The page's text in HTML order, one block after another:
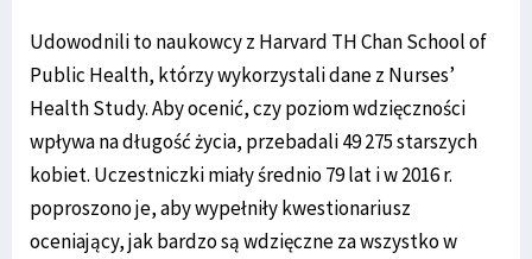
Udowodnili to naukowcy z Harvard TH Chan School of
Public Health, którzy wykorzystali dane z Nurses’
Health Study. Aby ocenić, czy poziom wdzięczności
wpływa na długość życia, przebadali 49 275 starszych
kobiet. Uczestniczki miały średnio 79 lat i w 2016 r.
poproszono je, aby wypełniły kwestionariusz
oceniający, jak bardzo są wdzięczne za wszystko w